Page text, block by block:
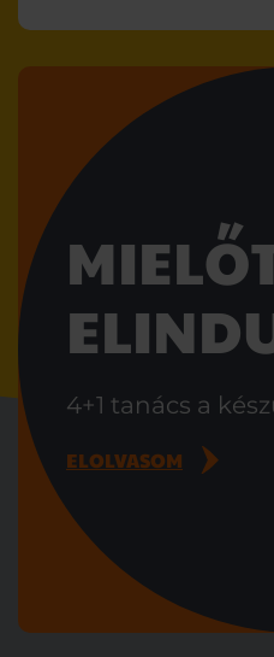
4+1 tanács a
ELOLVASOM